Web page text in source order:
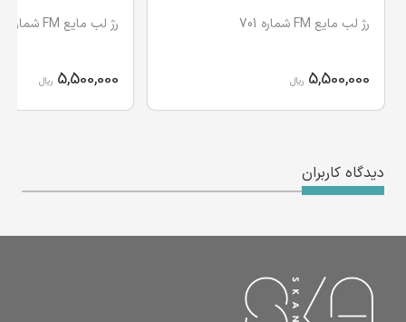
رژ لب مایع FM شماره 701
5,500,000 ریال
رژ لب مایع FM شماره 702
5,500,000 ریال
دیدگاه کاربران